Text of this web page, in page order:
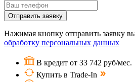
Отправить заявку
Нажимая кнопку отправить заявку
обработку персональных данных
В кредит от 33 742 руб/мес.
Купить в Trade-In